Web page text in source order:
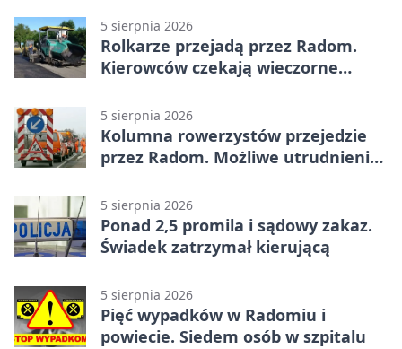
5 sierpnia 2026
Rolkarze przejadą przez Radom.
Kierowców czekają wieczorne
5 sierpnia 2026
Kolumna rowerzystów przejedzie
przez Radom. Możliwe utrudnienia
5 sierpnia 2026
Ponad 2,5 promila i sądowy zakaz.
Świadek zatrzymał kierującą
5 sierpnia 2026
Pięć wypadków w Radomiu i
powiecie. Siedem osób w szpitalu